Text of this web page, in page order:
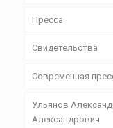
Пресса
Свидетельства
Современная
Ульянов
Александрович